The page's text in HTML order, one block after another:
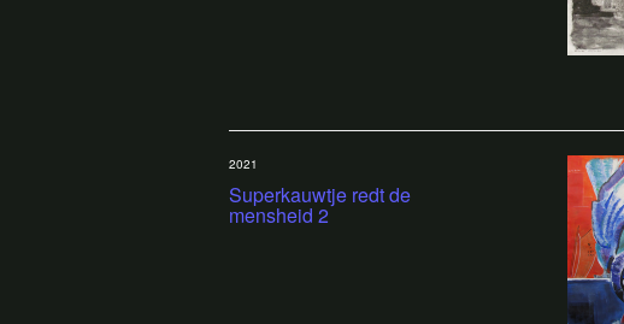
Superkauwtje redt de
mensheid 2
2021